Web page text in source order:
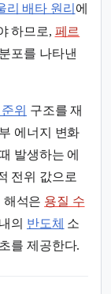
리 배타 원리 에
하므로, 페르
포를 나타낸
위 구조를 재
에너지 변화
발생하는 에
전위 값으로
해석은 용질 수
의 반도체 소
를 제공한다.